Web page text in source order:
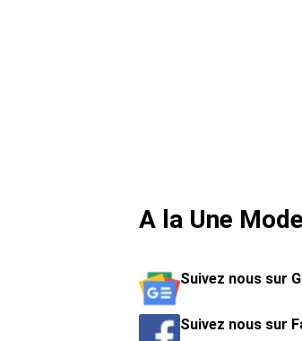
A la Une
Suivez nous sur
Suivez nous sur